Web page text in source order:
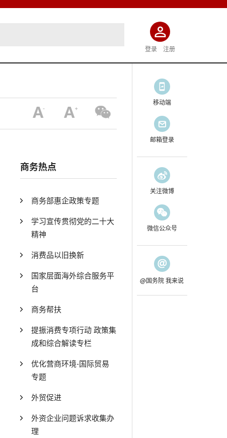
登录 注册
商务热点
商务部惠企政策专题
学习宣传贯彻党的二十大
精神
消费品以旧换新
国家层面海外综合服务平
台
商务帮扶
提振消费专项行动 政策集
成和综合解读专栏
优化营商环境-国际贸易
专题
外贸促进
外资企业问题诉求收集办
理
移动端
邮箱登录
关注微博
微信公众号
@国务院 我来说